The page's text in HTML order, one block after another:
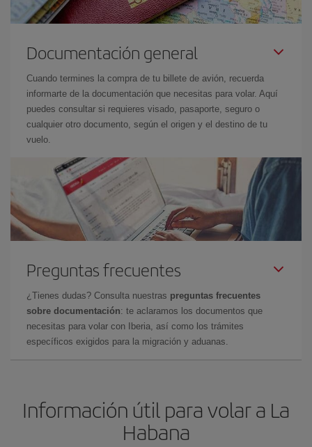
Documentación general
Cuando termines la compra de tu billete de avión, recuerda
informarte de la documentación que necesitas para volar. Aquí
puedes consultar si requieres visado, pasaporte, seguro o
cualquier otro documento, según el origen y el destino de tu
vuelo.
Preguntas frecuentes
¿Tienes dudas? Consulta nuestras preguntas frecuentes
sobre documentación: te aclaramos los documentos que
necesitas para volar con Iberia, así como los trámites
específicos exigidos para la migración y aduanas.
Información útil para volar a La
Habana